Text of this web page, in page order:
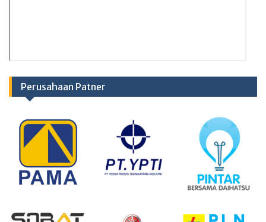
Perusahaan Patner